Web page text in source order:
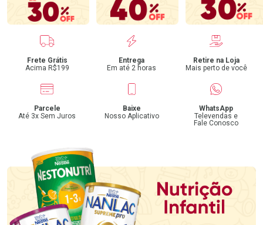
Benefícios
Frete Grátis
Acima R$199
Entrega
Em até 2 horas
Retire na Loja
Mais perto de você
Parcele
Até 3x Sem Juros
Baixe
Nosso Aplicativo
WhatsApp
Televendas e
Fale Conosco